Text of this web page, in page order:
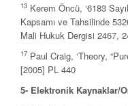
13 Kerem Öncü, ‘6183
Kapsamı ve Tahsilinde
Mali Hukuk Dergisi 2467,
17 Paul Craig, ‘Theory,
[2005] PL 440
5- Elektronik Kaynaklar/